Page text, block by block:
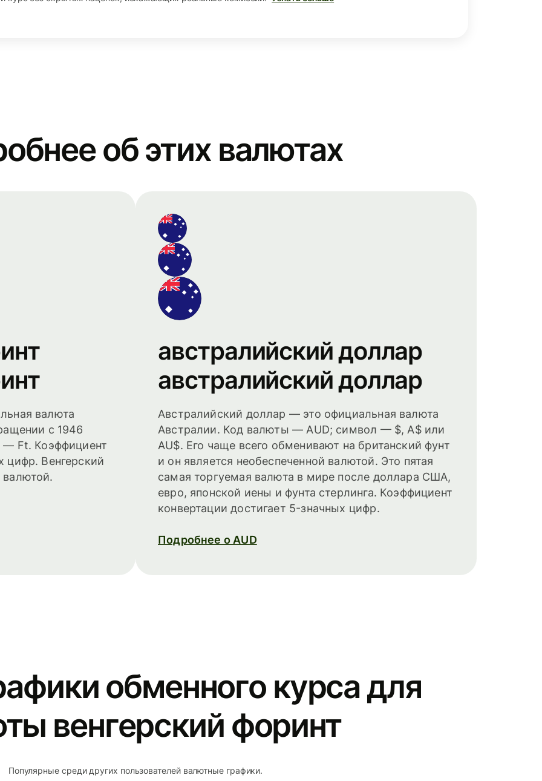
об этих валютах
валюта
с 1946
Ft. Коэффициент
цифр. Венгерский
валютой.
австралийский доллар
австралийский доллар
Австралийский доллар — это официальная валюта
Австралии. Код валюты — AUD; символ — $, A$ или
AU$. Его чаще всего обменивают на британский фунт
и он является необеспеченной валютой. Это пятая
самая торгуемая валюта в мире после доллара США,
евро, японской иены и фунта стерлинга. Коэффициент
конвертации достигает 5-значных цифр.
Подробнее о AUD
обменного курса для
венгерский форинт
Популярные среди других пользователей валютные графики.